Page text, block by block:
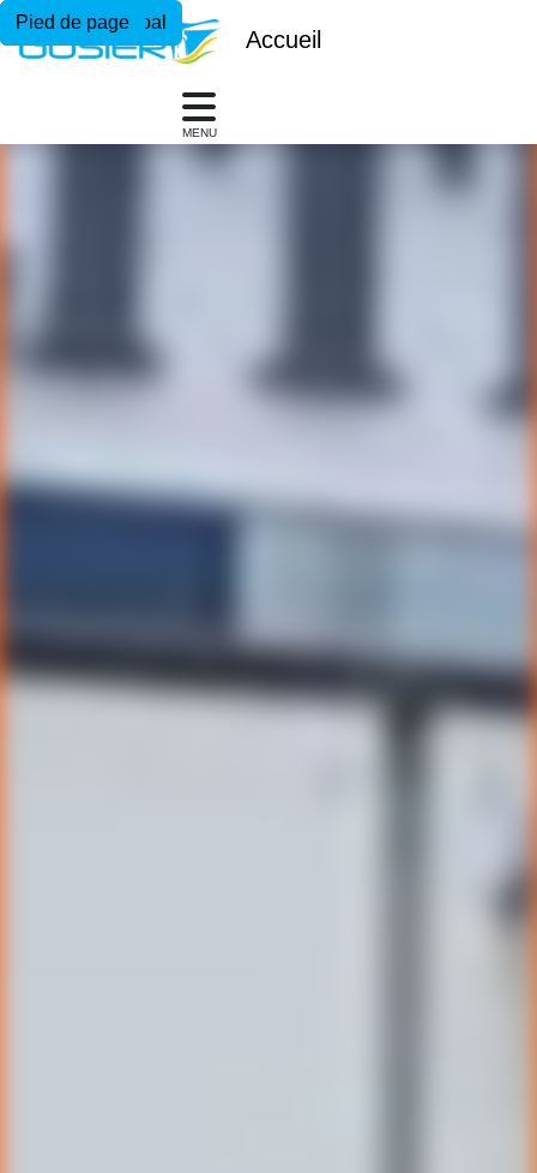
Menu principal
Contenu principal
Pied de page
Accueil
MENU